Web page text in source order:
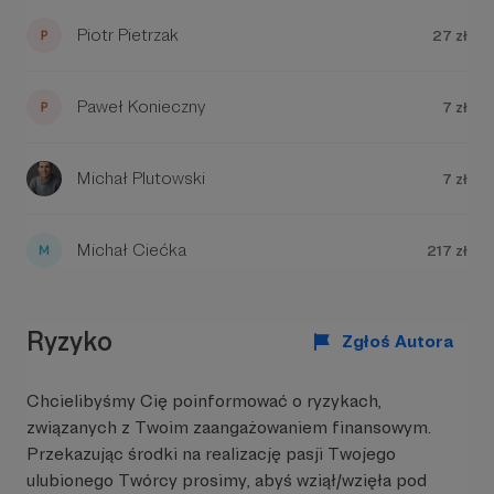
polityki prywatności
W tym miejscu powinna być zewnętrzna
treść
Aby zobaczyć treść musisz zmienić ustawienia
Piotr Pietrzak 27 zł
Paweł Konieczny 7 zł
Michał Plutowski 7 zł
Michał Ciećka 217 zł
Ryzyko Zgłoś Autora
Chcielibyśmy Cię poinformować o ryzykach,
związanych z Twoim zaangażowaniem finansowym.
Przekazując środki na realizację pasji Twojego
ulubionego Twórcy prosimy, abyś wziął/wzięła pod